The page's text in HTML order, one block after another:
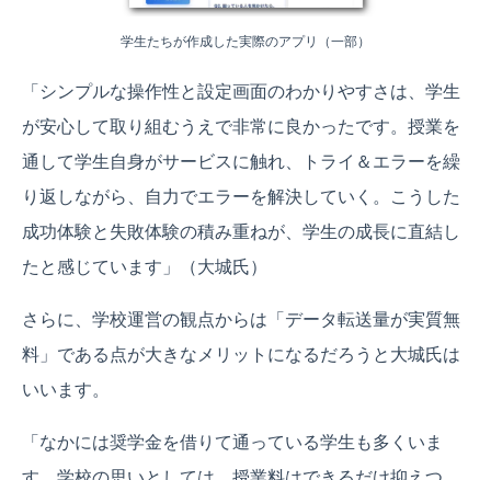
学生たちが作成した実際のアプリ（一部）
「シンプルな操作性と設定画面のわかりやすさは、学生
が安心して取り組むうえで非常に良かったです。授業を
通して学生自身がサービスに触れ、トライ＆エラーを繰
り返しながら、自力でエラーを解決していく。こうした
成功体験と失敗体験の積み重ねが、学生の成長に直結し
たと感じています」（大城氏）
さらに、学校運営の観点からは「データ転送量が実質無
料」である点が大きなメリットになるだろうと大城氏は
いいます。
「なかには奨学金を借りて通っている学生も多くいま